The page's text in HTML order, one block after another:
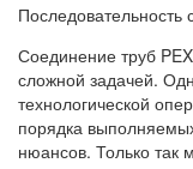
Последовательность
Соединение труб
сложной задачей.
технологической
порядка
нюансов. Только так